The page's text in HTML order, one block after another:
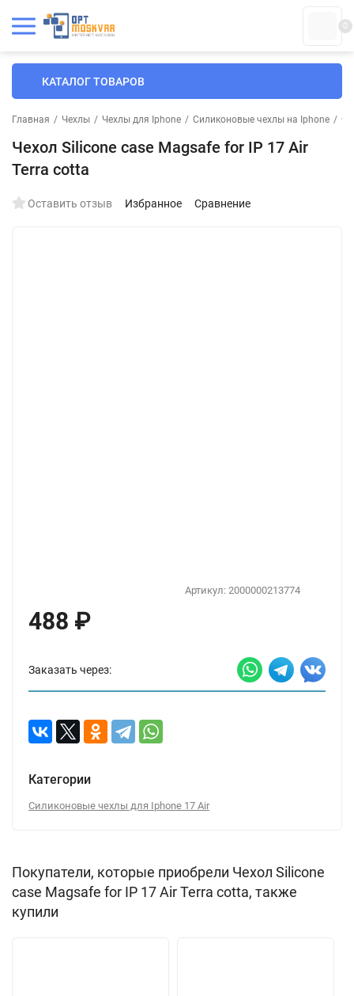
0
КАТАЛОГ ТОВАРОВ
Главная / Чехлы / Чехлы для Iphone / Силиконовые чехлы на Iphone /
Чехол Silicone case Magsafe for IP 17 Air
Terra cotta
Оставить отзыв Избранное Сравнение
Артикул: 2000000213774
488 ₽
Заказать через:
Категории
Силиконовые чехлы для Iphone 17 Air
Покупатели, которые приобрели Чехол Silicone
case Magsafe for IP 17 Air Terra cotta, также
купили